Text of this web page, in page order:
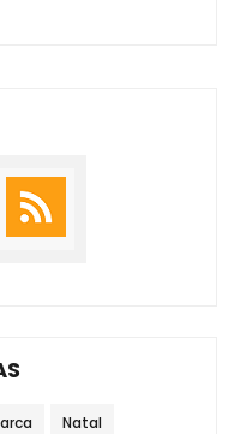
Natal